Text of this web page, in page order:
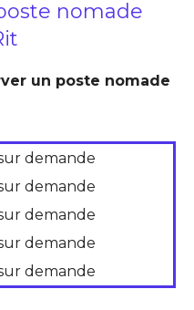
nomade
un poste nomade
demande
demande
demande
demande
demande